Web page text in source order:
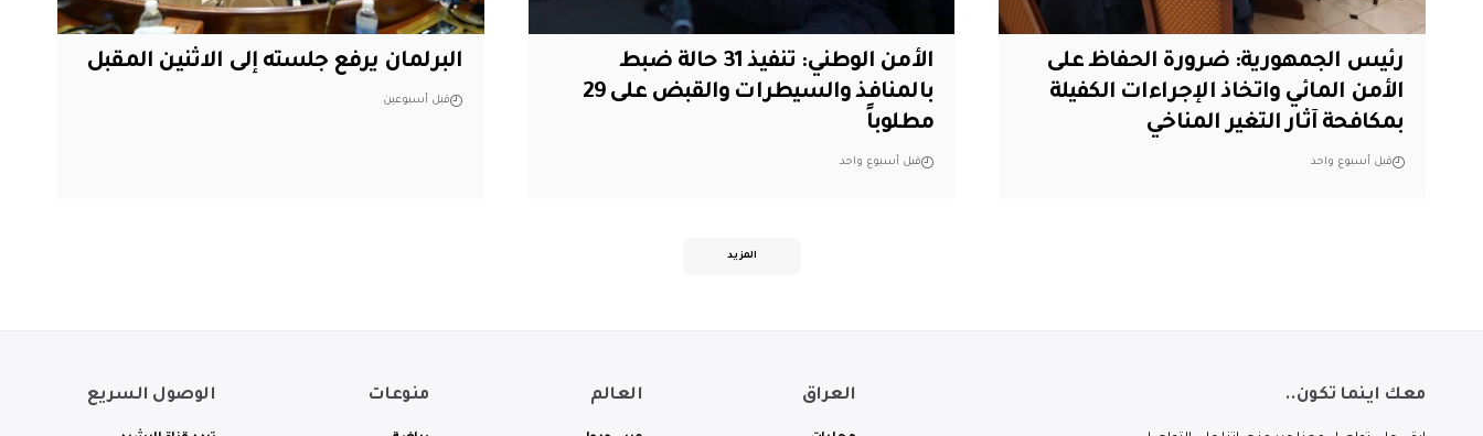
رئيس الجمهورية: ضرورة الحفاظ على
الأمن المائي واتخاذ الإجراءات الكفيلة
بمكافحة آثار التغير المناخي
قبل أسبوع واحد
الأمن الوطني: تنفيذ 31 حالة ضبط
بالمنافذ والسيطرات والقبض على 29
مطلوباً
قبل أسبوع واحد
البرلمان يرفع جلسته إلى الاثنين المقبل
قبل أسبوعين
المزيد
معك اينما تكون.. العراق العالم منوعات الوصول السريع